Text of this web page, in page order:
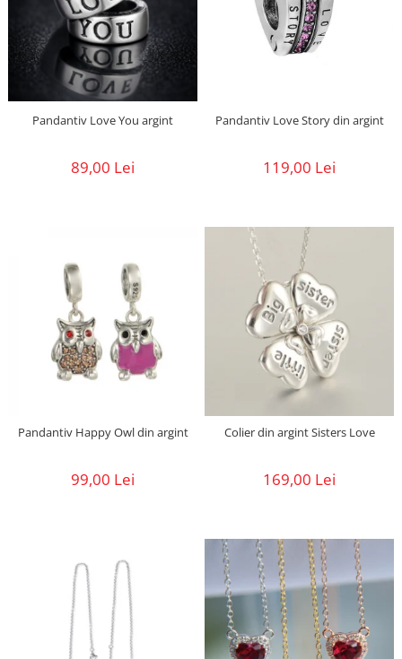
Pandantiv Love You argint
89,00 Lei
Pandantiv Love Story din argint
119,00 Lei
Pandantiv Happy Owl din argint
99,00 Lei
Colier din argint Sisters Love
169,00 Lei